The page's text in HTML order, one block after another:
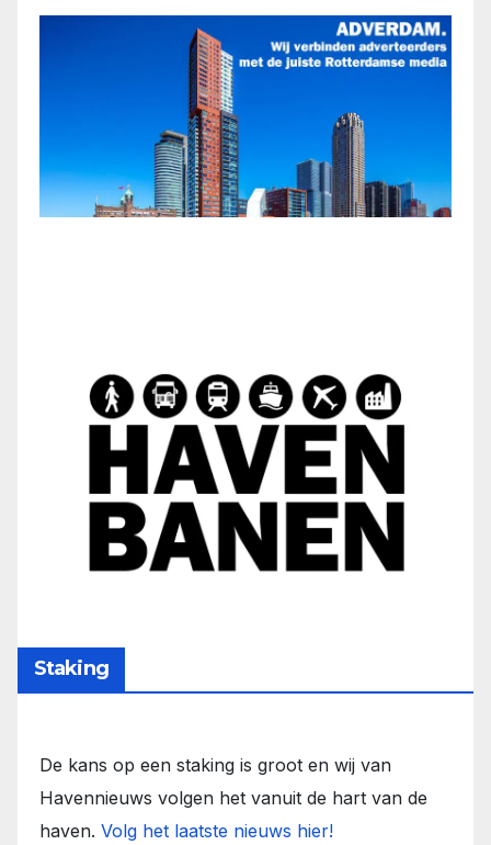
Staking
De kans op een staking is groot en wij van
Havennieuws volgen het vanuit de hart van de
haven. Volg het laatste nieuws hier!